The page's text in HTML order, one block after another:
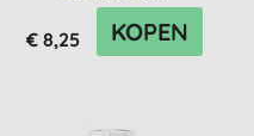
€ 8,25 KOPEN